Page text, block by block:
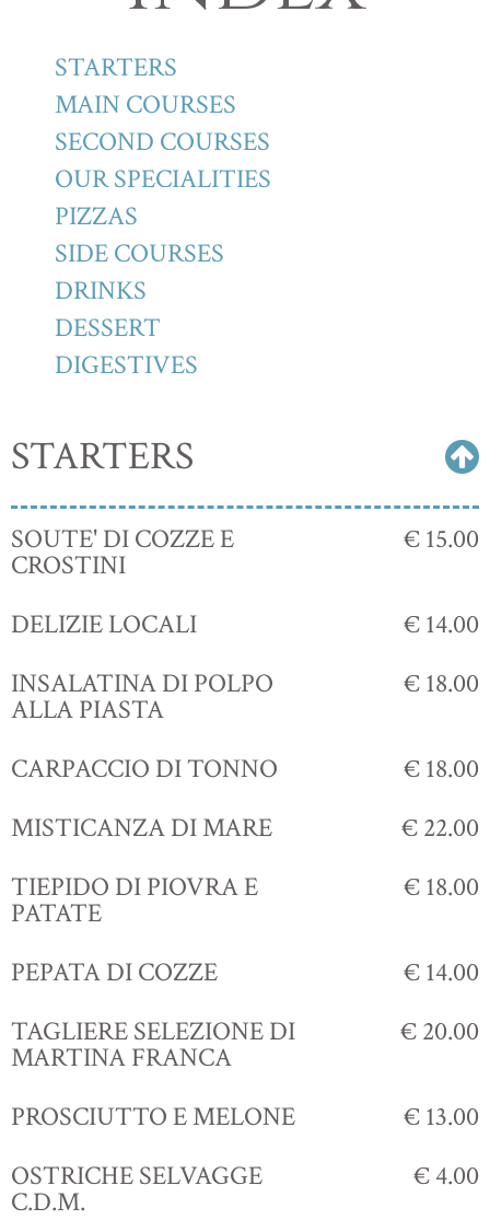
STARTERS
MAIN COURSES
SECOND COURSES
OUR SPECIALITIES
PIZZAS
SIDE COURSES
DRINKS
DESSERT
DIGESTIVES
STARTERS
SOUTE' DI COZZE E
CROSTINI
€ 15.00
DELIZIE LOCALI
€ 14.00
INSALATINA DI POLPO
ALLA PIASTA
€ 18.00
CARPACCIO DI TONNO
€ 18.00
MISTICANZA DI MARE
€ 22.00
TIEPIDO DI PIOVRA E
PATATE
€ 18.00
PEPATA DI COZZE
€ 14.00
TAGLIERE SELEZIONE DI
MARTINA FRANCA
€ 20.00
PROSCIUTTO E MELONE
€ 13.00
OSTRICHE SELVAGGE
C.D.M.
€ 4.00